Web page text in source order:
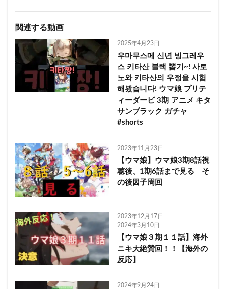
関連する動画
2025年4月23日
우마무스메 신년 빙그레우
스 키타산 블랙 뽑기~! 사토
노와 키타산의 우정을 시험
해봤습니다! ウマ娘 プリテ
ィーダービ 3期 アニメ キタ
サンブラック ガチャ
#shorts
2023年11月23日
【ウマ娘】ウマ娘3期8話視
聴後、1期6話まで見る そ
の後因子周回
2023年12月17日
2024年3月10日
【ウマ娘３期１１話】海外
ニキ大絶賛回！！【海外の
反応】
2024年9月24日